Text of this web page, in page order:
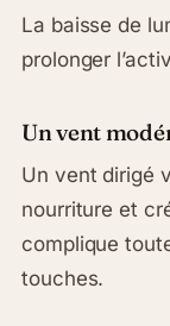
La baisse de
prolonger
Un vent
Un vent dirigé
nourriture et
complique
touches.